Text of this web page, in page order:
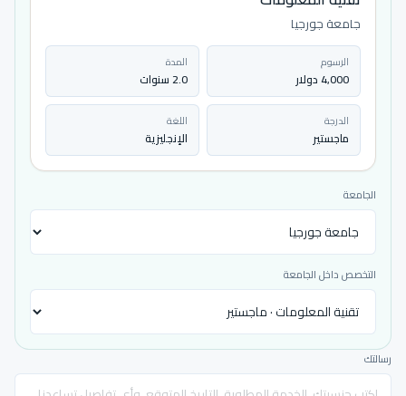
جامعة جورجيا
الرسوم
4,000 دولار
المدة
2.0 سنوات
الدرجة
ماجستير
اللغة
الإنجليزية
الجامعة
التخصص داخل الجامعة
رسالتك